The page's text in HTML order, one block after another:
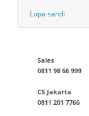
Lupa sandi
Sales
0811 98 66 999
CS Jakarta
0811 201 7766